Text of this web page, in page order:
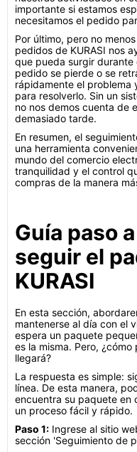
importante si estamos
necesitamos el pedido
Por último, pero no
pedidos de KURASI nos
que pueda surgir durante
pedido se pierde o se
rápidamente el problema
para resolverlo. Sin un
no nos demos cuenta de
demasiado tarde.
En resumen, el
una herramienta
mundo del comercio
tranquilidad y el control
compras de la manera
Guía paso
seguir el
KURASI
En esta sección,
mantenerse al día con el
espera un paquete
es la misma. Pero,
llegará?
La respuesta es simple:
línea. De esta manera,
encuentra su paquete en
un proceso fácil y rápido.
Paso 1: Ingrese al sitio
sección 'Seguimiento de